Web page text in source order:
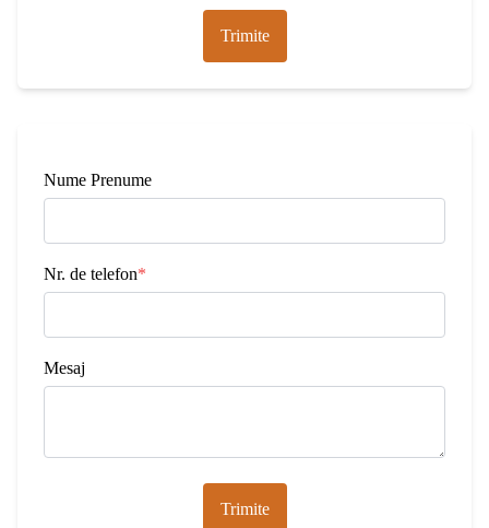
Trimite
Nume Prenume
Nr. de telefon*
Mesaj
Trimite